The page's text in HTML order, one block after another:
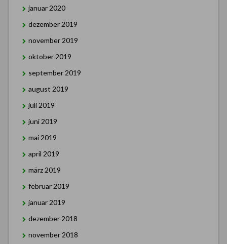
januar 2020
dezember 2019
november 2019
oktober 2019
september 2019
august 2019
juli 2019
juni 2019
mai 2019
april 2019
märz 2019
februar 2019
januar 2019
dezember 2018
november 2018